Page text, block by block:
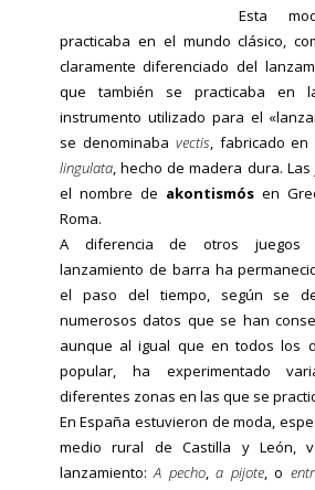
Esta
practicaba en el mundo clásico,
claramente diferenciado del
que también se practicaba en
instrumento utilizado para el
se denominaba vectis, fabricado en
lingulata, hecho de madera dura.
el nombre de akontismósen
Roma.
A diferencia de otros juegos
lanzamiento de barra ha
el paso del tiempo, según se
numerosos datos que se han
aunque al igual que en todos los
popular, ha experimentado
diferentes zonas en las que se
En España estuvieron de moda,
medio rural de Castilla y León,
lanzamiento:A pecho,a pijote, o